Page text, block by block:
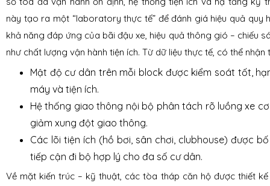
này tạo ra một “laboratory thực tế” để đánh giá hiệu quả quy
khả năng đáp ứng của bãi đậu xe, hiệu quả thông gió – chiếu
như chất lượng vận hành tiện ích. Từ dữ liệu thực tế, có thể nhận
Mật độ cư dân trên mỗi block được kiểm soát tốt,
máy và tiện ích.
Hệ thống giao thông nội bộ phân tách rõ luồng xe
giảm xung đột giao thông.
Các lõi tiện ích (hồ bơi, sân chơi, clubhouse) được
tiếp cận đi bộ hợp lý cho đa số cư dân.
Về mặt kiến trúc – kỹ thuật, các tòa tháp căn hộ được thiết